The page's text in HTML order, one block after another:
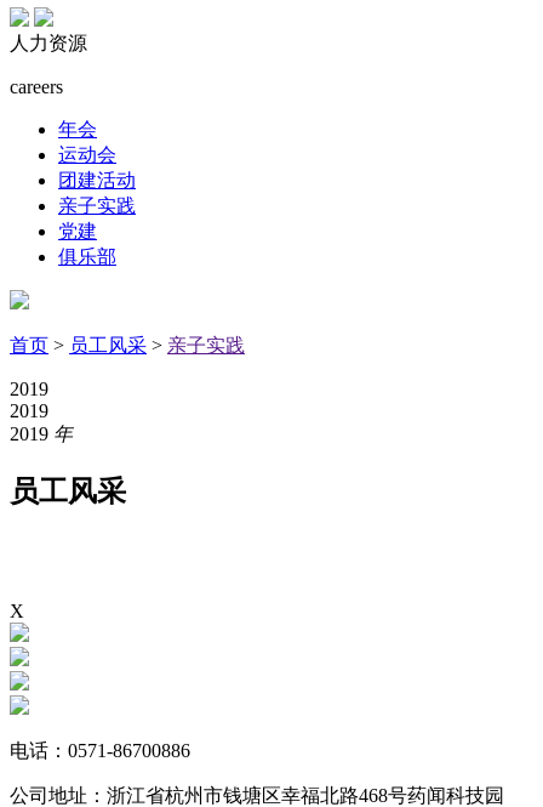
人力资源
careers
年会
运动会
团建活动
亲子实践
党建
俱乐部
首页 > 员工风采 > 亲子实践
2019
2019
2019 年
员工风采
Χ️
电话： 0571-86700886
公司地址： 浙江省杭州市钱塘区幸福北路468号药闻科技园